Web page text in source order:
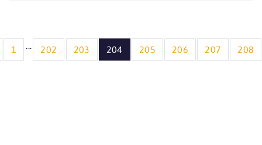
1 ... 202 203 204 205 206 207 208